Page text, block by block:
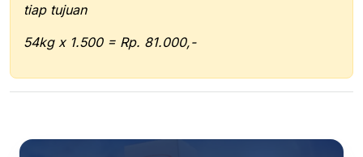
tiap tujuan
54kg x 1.500 = Rp. 81.000,-